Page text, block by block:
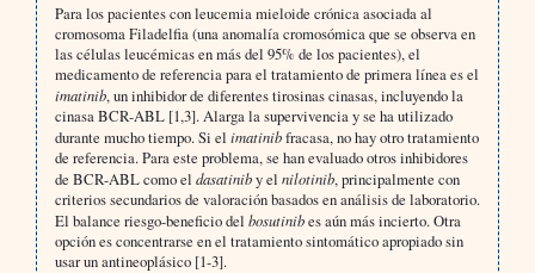
Para los pacientes con leucemia mieloide crónica asociada al
cromosoma Filadelfia (una anomalía cromosómica que se observa en
las células leucémicas en más del 95% de los pacientes), el
medicamento de referencia para el tratamiento de primera línea es el
imatinib, un inhibidor de diferentes tirosinas cinasas, incluyendo la
cinasa BCR-ABL [1,3]. Alarga la supervivencia y se ha utilizado
durante mucho tiempo. Si el imatinibfracasa, no hay otro tratamiento
de referencia. Para este problema, se han evaluado otros inhibidores
de BCR-ABL como el dasatiniby el nilotinib, principalmente con
criterios secundarios de valoración basados en análisis de laboratorio.
El balance riesgo-beneficio del bosutinibes aún más incierto. Otra
opción es concentrarse en el tratamiento sintomático apropiado sin
usar un antineoplásico [1-3].